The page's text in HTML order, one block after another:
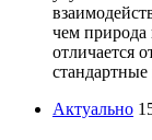
чем природа
отличается
Актуально